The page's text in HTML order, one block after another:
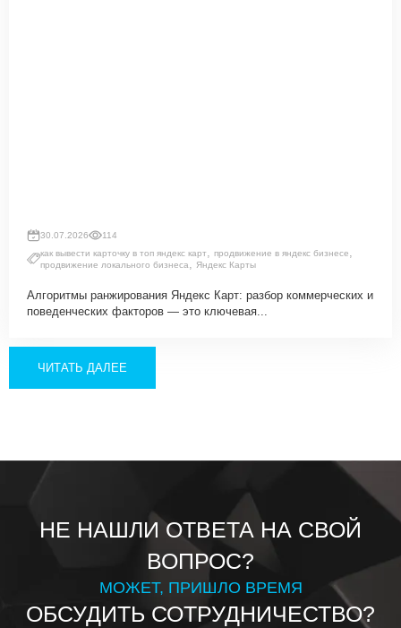
30.07.2026
114
как вывести карточку в топ яндекс карт, продвижение в яндекс бизнесе,
продвижение локального бизнеса, Яндекс Карты
Алгоритмы ранжирования Яндекс Карт: разбор коммерческих и
поведенческих факторов — это ключевая...
ЧИТАТЬ ДАЛЕЕ
НЕ НАШЛИ ОТВЕТА НА СВОЙ
ВОПРОС?
МОЖЕТ, ПРИШЛО ВРЕМЯ
ОБСУДИТЬ СОТРУДНИЧЕСТВО?